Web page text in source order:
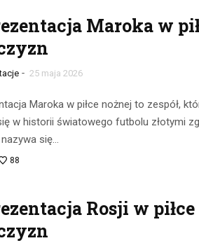
Maroka w
- 25 maja 2026
Maroka w piłce nożnej to zespół,
w historii światowego futbolu złotymi
się…
88
Rosji w